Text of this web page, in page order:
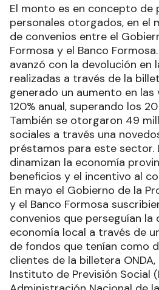
El monto es en concepto de
personales otorgados, en el
de convenios entre el
Formosa y el Banco
avanzó con la devolución en
realizadas a través de la
generado un aumento en
120% anual, superando los
También se otorgaron 49
sociales a través una
préstamos para este sector.
dinamizan la economía
beneficios y el incentivo al
En mayo el Gobierno de la
y el Banco Formosa
convenios que perseguían la
economía local a través de
de fondos que tenían como
clientes de la billetera
Instituto de Previsión Social